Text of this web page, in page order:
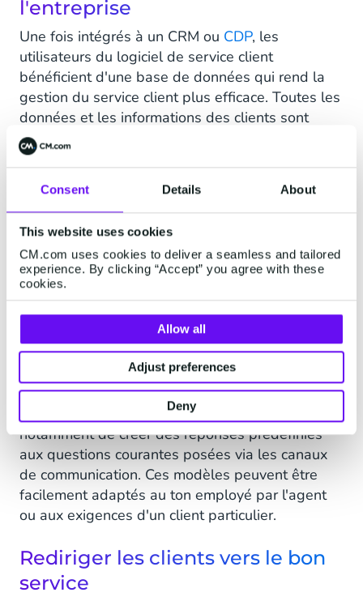
Consent Details About
This website uses cookies
CM.com uses cookies to deliver a seamless and tailored
experience. By clicking “Accept” you agree with these
cookies.
Allow all
Adjust preferences
Deny
l'entreprise
Une fois intégrés à un CRM ou CDP, les
utilisateurs du logiciel de service client
bénéficient d'une base de données qui rend la
gestion du service client plus efficace. Toutes les
données et les informations des clients sont
accessibles à partir d'un seul et même outil
centralisé. Ceci permet aux agents d'accéder
clients d'obtenir des renseignements en toute
simplicité. Il en résulteune augmentation de la
satisfaction des clients, une meilleure
performance des équipes et une meilleure
utilisation des données clients. En outre, les
informations fournies par les outils d'analyse et
de reporting peuvent mettre en évidence les
points et domaines à améliorer qui limitent la
performance.
Les entreprises peuvent gagner en efficacité
l'automatisation des processus
notamment de créer des réponses prédéfinies
aux questions courantes posées via les canaux
de communication. Ces modèles peuvent être
facilement adaptés au ton employé par l'agent
ou aux exigences d'un client particulier.
Rediriger les clients vers le bon
service